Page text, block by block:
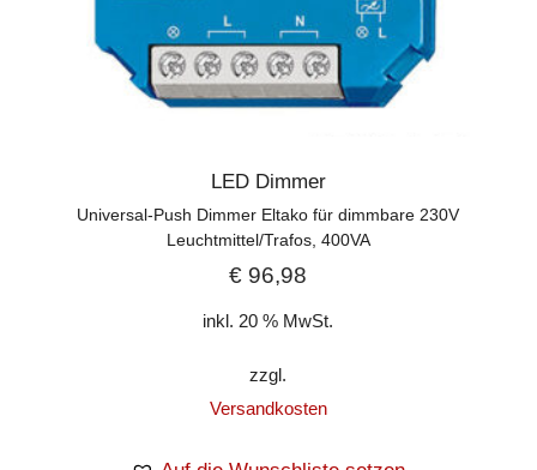
LED Dimmer
Universal-Push Dimmer Eltako für dimmbare 230V
Leuchtmittel/Trafos, 400VA
€ 96,98
inkl. 20 % MwSt.
zzgl.
Versandkosten